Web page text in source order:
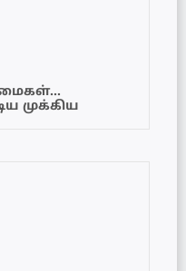
முக்கிய